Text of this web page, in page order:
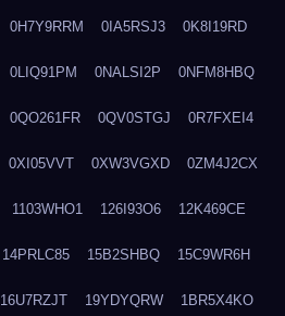
0H7Y9RRM 0IA5RSJ3 0K8I19RD
0LIQ91PM 0NALSI2P 0NFM8HBQ
0QO261FR 0QV0STGJ 0R7FXEI4
0XI05VVT 0XW3VGXD 0ZM4J2CX
1103WHO1 126I93O6 12K469CE
14PRLC85 15B2SHBQ 15C9WR6H
16U7RZJT 19YDYQRW 1BR5X4KO